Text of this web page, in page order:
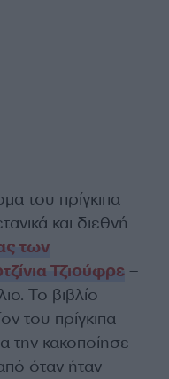
του πρίγκιπα
και διεθνή
των
Τζιούφρε –
Το βιβλίο
του πρίγκιπα
την κακοποίησε
όταν ήταν